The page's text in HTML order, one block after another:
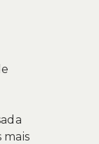
mais